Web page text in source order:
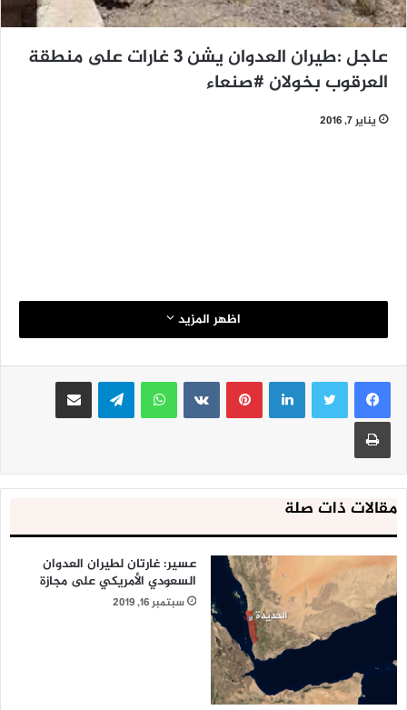
عاجل :طيران العدوان يشن 3 غارات على منطقة
العرقوب بخولان #صنعاء
يناير 7, 2016
اظهر المزيد
لينكدإنبينتيريست واتساب تيلقرام مشاركة عبر البريد
طباعة
مقالات ذات صلة
عسير: غارتان لطيران العدوان
السعودي الأمريكي على مجازة
سبتمبر 16, 2019